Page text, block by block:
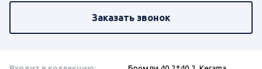
Заказать звонок